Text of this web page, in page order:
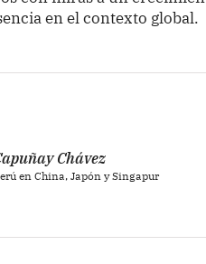
en el contexto global.
Chávez
en China, Japón y Singapur